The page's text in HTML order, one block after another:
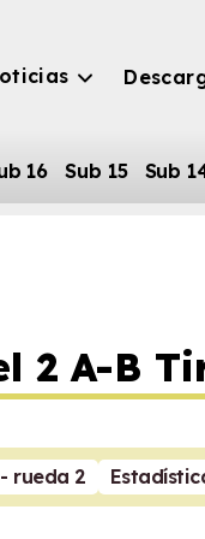
16 Sub 15 Sub
2 A-B
rueda 2